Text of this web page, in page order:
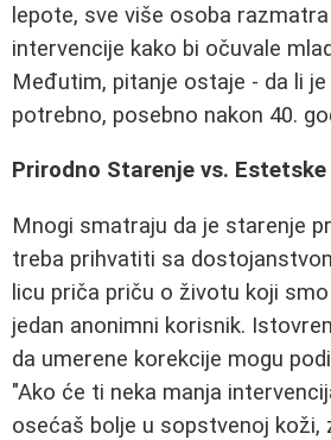
lepote, sve više osoba
intervencije kako bi očuvale
Međutim, pitanje ostaje - da li
potrebno, posebno nakon 40.
Prirodno Starenje vs.
Mnogi smatraju da je starenje
treba prihvatiti sa
licu priča priču o životu koji
jedan anonimni korisnik.
da umerene korekcije mogu
"Ako će ti neka manja
osećaš bolje u sopstvenoj koži,